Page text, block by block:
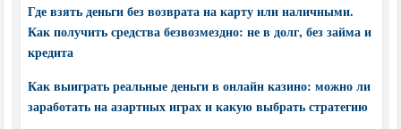
Где взять деньги без возврата на карту или наличными.
Как получить средства безвозмездно: не в долг, без займа и
кредита
Как выиграть реальные деньги в онлайн казино: можно ли
заработать на азартных играх и какую выбрать стратегию